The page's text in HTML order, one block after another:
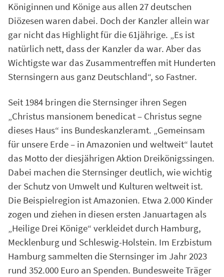
Königinnen und Könige aus allen 27 deutschen
Diözesen waren dabei. Doch der Kanzler allein war
gar nicht das Highlight für die 61jährige. „Es ist
natürlich nett, dass der Kanzler da war. Aber das
Wichtigste war das Zusammentreffen mit Hunderten
Sternsingern aus ganz Deutschland“, so Fastner.
Seit 1984 bringen die Sternsinger ihren Segen
„Christus mansionem benedicat – Christus segne
dieses Haus“ ins Bundeskanzleramt. „Gemeinsam
für unsere Erde – in Amazonien und weltweit“ lautet
das Motto der diesjährigen Aktion Dreikönigssingen.
Dabei machen die Sternsinger deutlich, wie wichtig
der Schutz von Umwelt und Kulturen weltweit ist.
Die Beispielregion ist Amazonien. Etwa 2.000 Kinder
zogen und ziehen in diesen ersten Januartagen als
„Heilige Drei Könige“ verkleidet durch Hamburg,
Mecklenburg und Schleswig-Holstein. Im Erzbistum
Hamburg sammelten die Sternsinger im Jahr 2023
rund 352.000 Euro an Spenden. Bundesweite Träger